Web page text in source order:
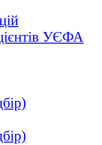
УЄФА